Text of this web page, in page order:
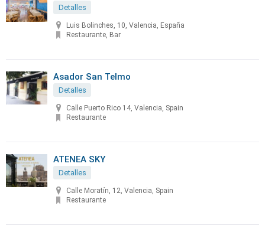
Detalles
Luis Bolinches, 10, Valencia, España
Restaurante, Bar
Asador San Telmo
Detalles
Calle Puerto Rico 14, Valencia, Spain
Restaurante
ATENEA SKY
Detalles
Calle Moratín, 12, Valencia, Spain
Restaurante